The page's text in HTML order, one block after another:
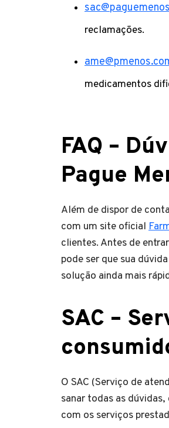
reclamações.
medicamentos
FAQ –
Pague
Além de dispor de
com um site oficial
clientes. Antes de
pode ser que sua
solução ainda mais
SAC –
O SAC (Serviço de
sanar todas as
com os serviços